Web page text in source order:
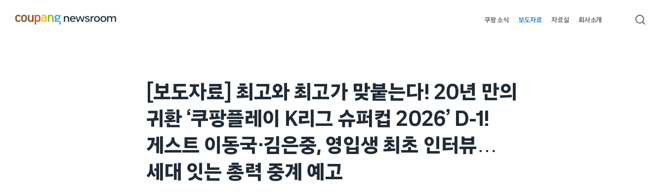
쿠팡 소식 보도자료 자료실 회사소개 검색
[보도자료] 최고와 최고가 맞붙는다! 20년 만의
귀환 ‘쿠팡플레이 K리그 슈퍼컵 2026’ D-1!
게스트 이동국·김은중, 영입생 최초 인터뷰…
세대 잇는 총력 중계 예고